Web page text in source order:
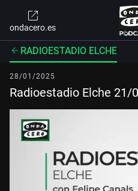
ondacero.es
RADIOESTADIO ELCHE
28/01/2025
Radioestadio Elche 21/